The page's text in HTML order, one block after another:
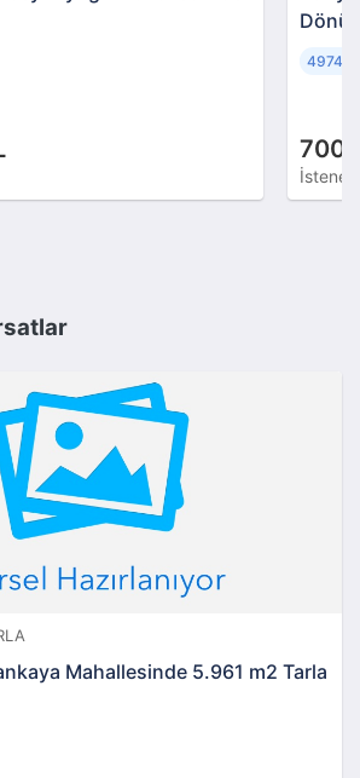
4974m
Mahallesinde 5.961 m2 Tarla